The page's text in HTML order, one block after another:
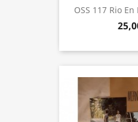
OSS 117 Rio